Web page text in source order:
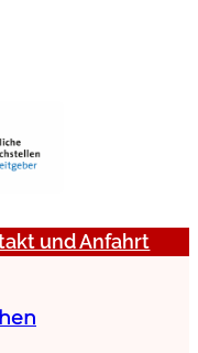
und Anfahrt